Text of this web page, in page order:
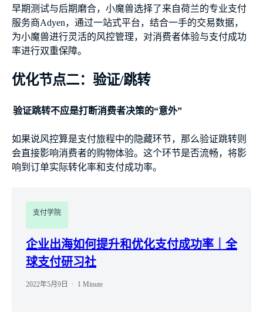
早期测试与后期磨合，小魔兽选择了来自荷兰的专业支付
服务商Adyen，通过一站式平台，结合一手的交易数据，
为小魔兽进行灵活的风控管理，对消费者体验与支付成功
率进行双重保障。
优化节点二：验证/跳转
验证跳转不应是打断消费者决策的“意外”
如果说风控算是支付旅程中的隐藏环节，那么验证跳转则
会直接影响消费者的购物体验。这个环节是否流畅，将影
响到订单实际转化率和支付成功率。
支付学院
企业出海如何提升和优化支付成功率｜全
球支付研习社
2022年5月9日 1 Minute